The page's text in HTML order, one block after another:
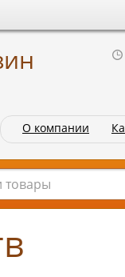
О компании